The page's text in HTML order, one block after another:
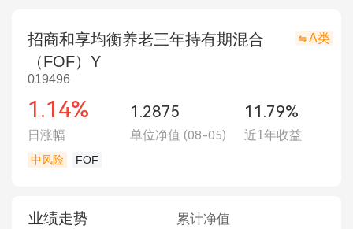
招商和享均衡养老三年持有期混合
（FOF）Y
019496
A类
1.14% 1.2875 11.79%
日涨幅 单位净值 (08-05) 近1年收益
中风险 FOF
业绩走势 累计净值